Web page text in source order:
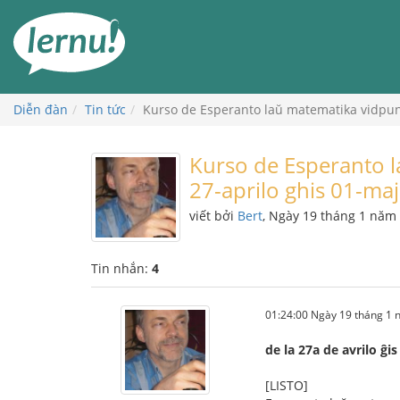
đến
phần
dung
Diễn đàn
Tin tức Kurso de Esperanto laŭ matematika
Kurso de Esperanto
27-aprilo ghis 01-
viết bởi Bert, Ngày 19 tháng 1 năm
Tin nhắn: 4
01:24:00 Ngày 19 tháng 1
de la 27a de avrilo
[LISTO]